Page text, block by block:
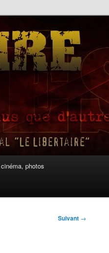
photos
Suivant →